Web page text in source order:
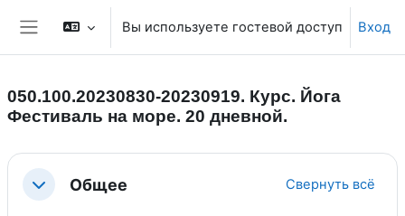
Перейти к основному содержанию
Боковая панель
Вы используете гостевой доступ Вход
050.100.20230830-20230919. Курс. Йога
Фестиваль на море. 20 дневной.
Section outline
СвернутьОбщее Свернуть всё